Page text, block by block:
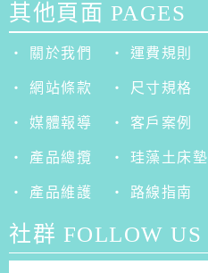
其他頁面 PAGES
‧ 關於我們 ‧ 運費規則
‧ 網站條款 ‧ 尺寸規格
‧ 媒體報導 ‧ 客戶案例
‧ 產品總攬 ‧ 珪藻土床墊
‧ 產品維護 ‧ 路線指南
社群 FOLLOW US